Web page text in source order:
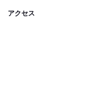
アクセス